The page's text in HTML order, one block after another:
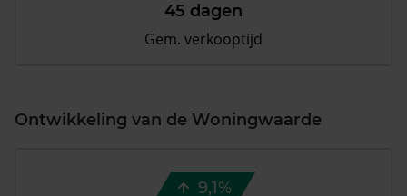
45 dagen
Gem. verkooptijd
Ontwikkeling van de Woningwaarde
9,1%